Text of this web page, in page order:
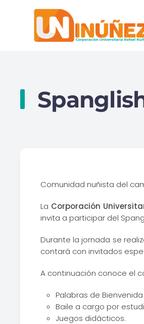
Skip to main content
Comunidad nuñista del
La Corporación
invita a participar del
Durante la jornada se
contará con invitados
A continuación conoce el
Palabras de
Baile a cargo por
Juegos didácticos.